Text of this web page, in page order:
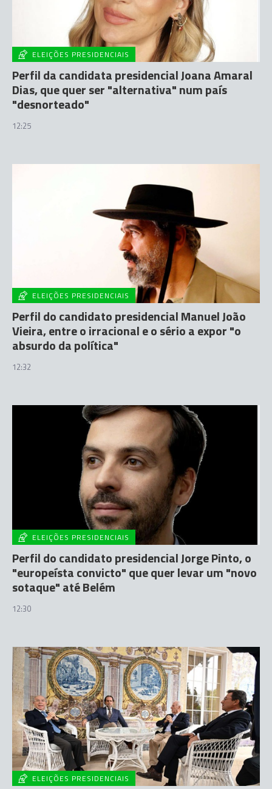
ELEIÇÕES PRESIDENCIAIS
Perfil da candidata presidencial Joana Amaral
Dias, que quer ser "alternativa" num país
"desnorteado"
12:25
ELEIÇÕES PRESIDENCIAIS
Perfil do candidato presidencial Manuel João
Vieira, entre o irracional e o sério a expor "o
absurdo da política"
12:32
ELEIÇÕES PRESIDENCIAIS
Perfil do candidato presidencial Jorge Pinto, o
"europeísta convicto" que quer levar um "novo
sotaque" até Belém
12:30
ELEIÇÕES PRESIDENCIAIS